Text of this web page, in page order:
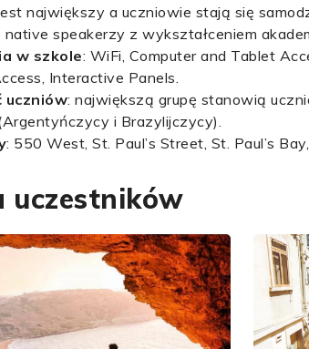
największy a uczniowie stają się
native speakerzy z wykształceniem
w szkole: WiFi, Computer and Tablet
Interactive Panels.
uczniów: największą grupę stanowią
i Brazylijczycy).
: 550 West, St. Paul’s Street, St. Paul’s
uczestników